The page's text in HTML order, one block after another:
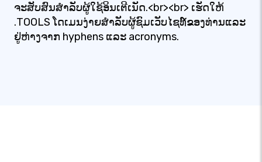
ຈະສັບສົນສໍາລັບຜູ້ໃຊ້ອິນເຕີເນັດ.<br><br> ເຮັດໃຫ້
.TOOLS ໂດເມນງ່າຍສໍາລັບຜູ້ຊົມເວັບໄຊທ໌ຂອງທ່ານແລະ
ຢູ່ຫ່າງຈາກ hyphens ແລະ acronyms.